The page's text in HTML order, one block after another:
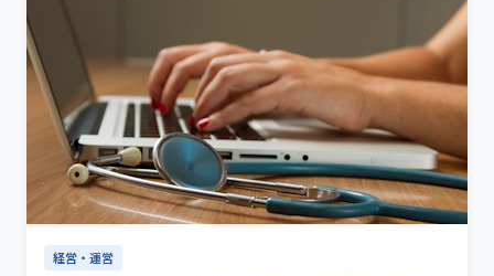
経営・運営